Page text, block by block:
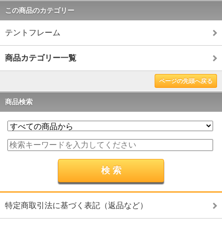
この商品のカテゴリー
テントフレーム
商品カテゴリー一覧
ページの先頭へ戻る
商品検索
特定商取引法に基づく表記（返品など）